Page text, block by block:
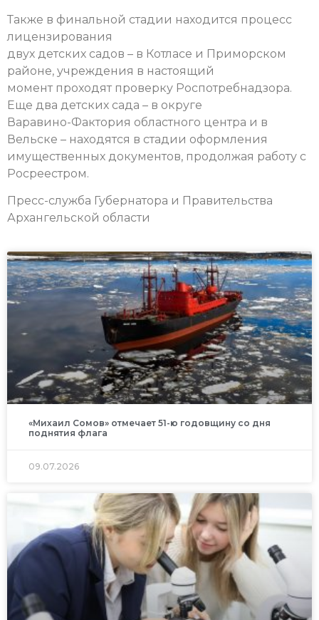
Также в финальной стадии находится процесс
лицензирования
двух детских садов – в Котласе и Приморском
районе, учреждения в настоящий
момент проходят проверку Роспотребнадзора.
Еще два детских сада – в округе
Варавино-Фактория областного центра и в
Вельске – находятся в стадии оформления
имущественных документов, продолжая работу с
Росреестром.
Пресс-служба Губернатора и Правительства
Архангельской области
«Михаил Сомов» отмечает 51-ю годовщину со дня
поднятия флага
09.07.2026